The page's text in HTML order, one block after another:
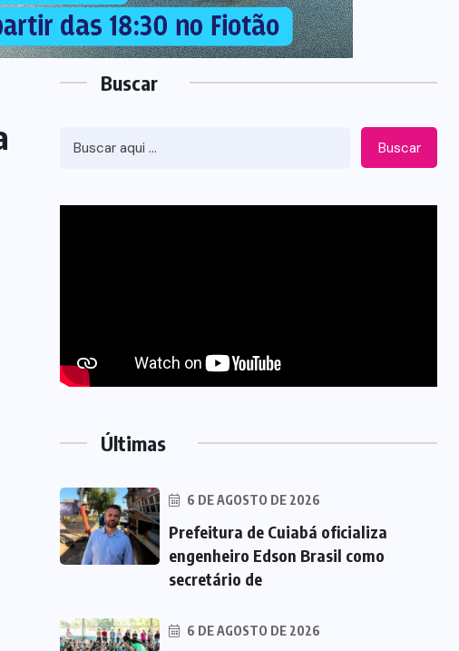
Buscar
Buscar
Últimas
6 DE AGOSTO DE 2026
Prefeitura de Cuiabá oficializa
engenheiro Edson Brasil como
secretário de
6 DE AGOSTO DE 2026